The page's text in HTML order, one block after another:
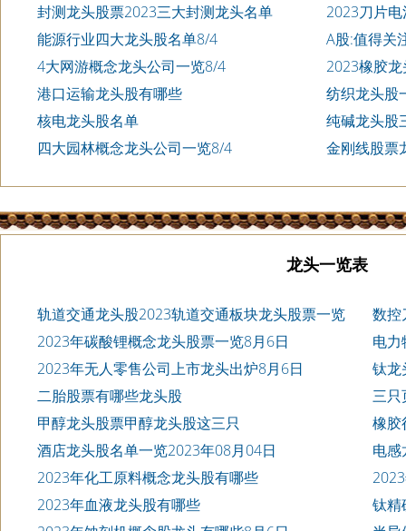
封测龙头股票2023三大封测龙头名单
2023刀片
能源行业四大龙头股名单8/4
A股:值得关
4大网游概念龙头公司一览8/4
2023橡胶
港口运输龙头股有哪些
纺织龙头股
核电龙头股名单
纯碱龙头股
四大园林概念龙头公司一览8/4
金刚线股票
龙头一览表
轨道交通龙头股2023轨道交通板块龙头股票一览
数控
2023年碳酸锂概念龙头股票一览8月6日
电
2023年无人零售公司上市龙头出炉8月6日
钛龙
二胎股票有哪些龙头股
三只
甲醇龙头股票甲醇龙头股这三只
橡胶
酒店龙头股名单一览2023年08月04日
电感
2023年化工原料概念龙头股有哪些
2023年血液龙头股有哪些
钛精